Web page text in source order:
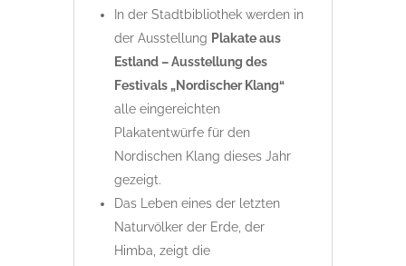
In der Stadtbibliothek werden in
der Ausstellung Plakate aus
Estland – Ausstellung des
Festivals „Nordischer Klang“
alle eingereichten
Plakatentwürfe für den
Nordischen Klang dieses Jahr
gezeigt.
Das Leben eines der letzten
Naturvölker der Erde, der
Himba, zeigt die